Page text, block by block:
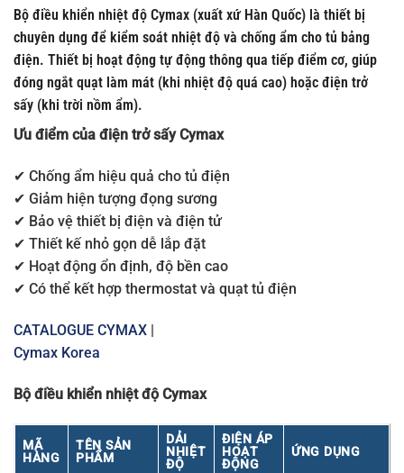
Bộ điều khiển nhiệt độ Cymax (xuất xứ Hàn Quốc) là thiết bị
chuyên dụng để kiểm soát nhiệt độ và chống ẩm cho tủ bảng
điện. Thiết bị hoạt động tự động thông qua tiếp điểm cơ, giúp
đóng ngắt quạt làm mát (khi nhiệt độ quá cao) hoặc điện trở
sấy (khi trời nồm ẩm).
Ưu điểm của điện trở sấy Cymax
✔ Chống ẩm hiệu quả cho tủ điện
✔ Giảm hiện tượng đọng sương
✔ Bảo vệ thiết bị điện và điện tử
✔ Thiết kế nhỏ gọn dễ lắp đặt
✔ Hoạt động ổn định, độ bền cao
✔ Có thể kết hợp thermostat và quạt tủ điện
CATALOGUE CYMAX |
Cymax Korea
Bộ điều khiển nhiệt độ Cymax
MÃ
HÀNG
TÊN SẢN
PHẨM
DẢI
NHIỆT
ĐỘ
ĐIỆN ÁP
HOẠT
ĐỘNG
ỨNG DỤNG